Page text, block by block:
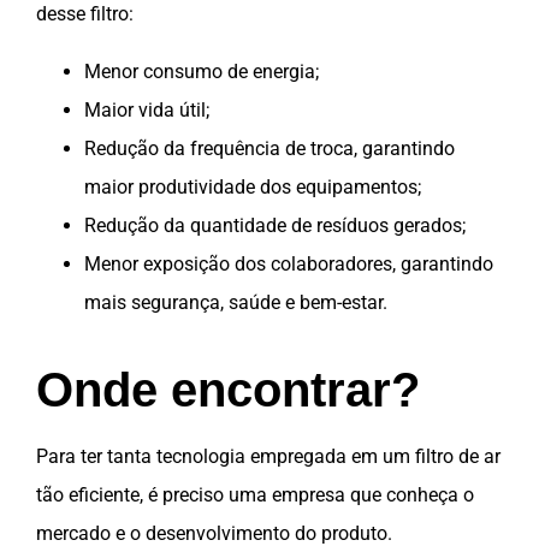
desse filtro:
Menor consumo de energia;
Maior vida útil;
Redução da frequência de troca, garantindo
maior produtividade dos equipamentos;
Redução da quantidade de resíduos gerados;
Menor exposição dos colaboradores, garantindo
mais segurança, saúde e bem-estar.
Onde encontrar?
Para ter tanta tecnologia empregada em um filtro de ar
tão eficiente, é preciso uma empresa que conheça o
mercado e o desenvolvimento do produto.